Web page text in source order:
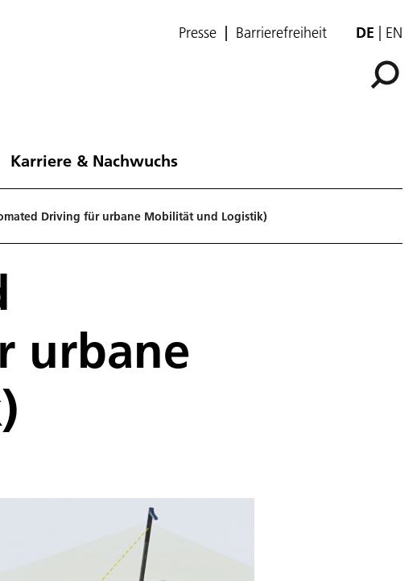
Presse Barrierefreiheit DE EN
Karriere & Nachwuchs
Driving für urbane Mobilität und Logistik)
urbane